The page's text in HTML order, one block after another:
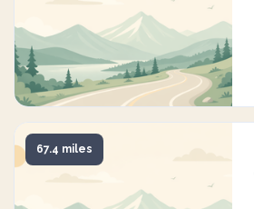
67.4 miles